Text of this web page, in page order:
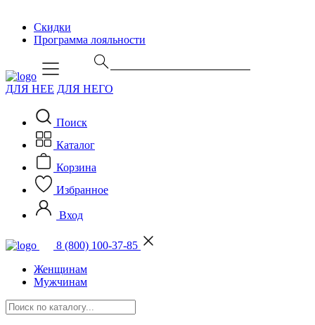
Скидки
Программа лояльности
ДЛЯ НЕЕ ДЛЯ НЕГО
Поиск
Каталог
Корзина
Избранное
Вход
8 (800) 100-37-85
Женщинам
Мужчинам